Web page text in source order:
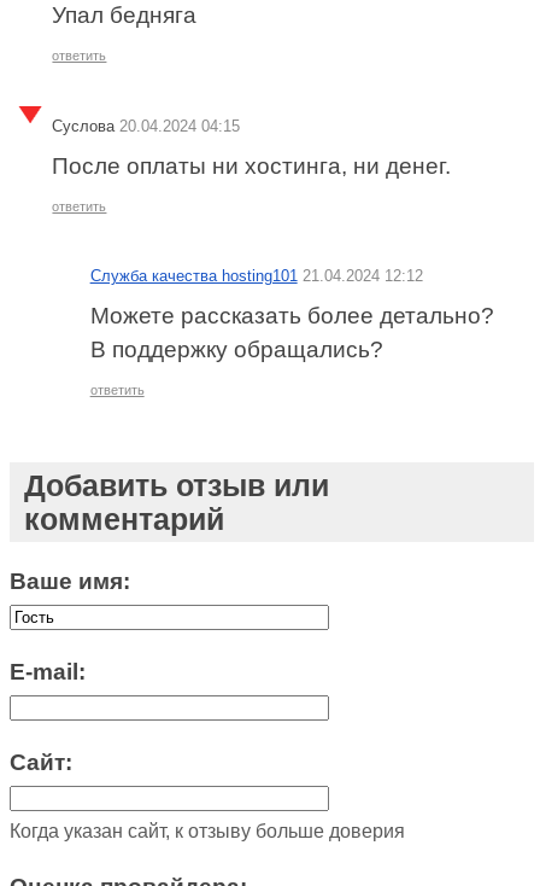
Упал бедняга
ответить
Суслова 20.04.2024 04:15
После оплаты ни хостинга, ни денег.
ответить
Служба качества hosting101 21.04.2024 12:12
Можете рассказать более детально?
В поддержку обращались?
ответить
Добавить отзыв или
комментарий
Ваше имя:
E-mail:
Сайт:
Когда указан сайт, к отзыву больше доверия